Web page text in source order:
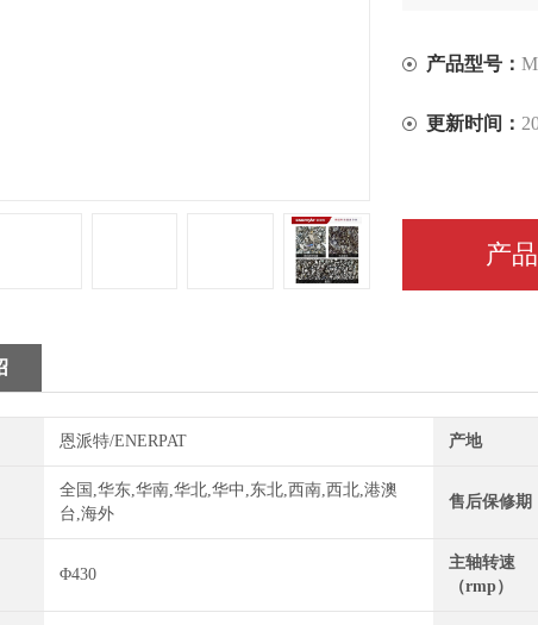
产品型号：
更新时间：
产
恩派特/ENERPAT 产地
全国,华东,华南,华北,华中,东北,西南,西北,港澳
台,海外
售后保修期
Φ430
主轴转速
（rmp）